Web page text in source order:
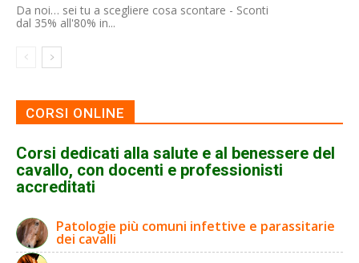
Da noi… sei tu a scegliere cosa scontare - Sconti
dal 35% all'80% in...
CORSI ONLINE
Corsi dedicati alla salute e al benessere del
cavallo, con docenti e professionisti
accreditati
Patologie più comuni infettive e parassitarie
dei cavalli